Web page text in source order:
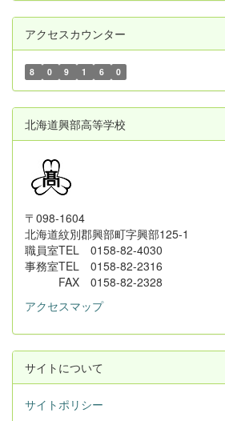
アクセスカウンター
8 0 9 1 6 0
北海道興部高等学校
〒098-1604
北海道紋別郡興部町字興部125-1
職員室TEL 0158-82-4030
事務室TEL 0158-82-2316
FAX 0158-82-2328
アクセスマップ
サイトについて
サイトポリシー